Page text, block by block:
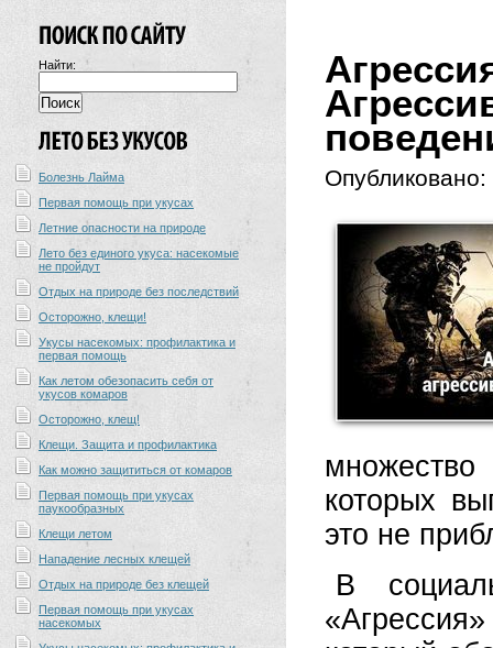
Найти:
Болезнь Лайма
Первая помощь при укусах
Летние опасности на природе
Лето без единого укуса: насекомые
не пройдут
Отдых на природе без последствий
Осторожно, клещи!
Укусы насекомых: профилактика и
первая помощь
Как летом обезопасить себя от
укусов комаров
Осторожно, клещ!
Клещи. Защита и профилактика
Как можно защититься от комаров
Первая помощь при укусах
паукообразных
Клещи летом
Нападение лесных клещей
Отдых на природе без клещей
Первая помощь при укусах
насекомых
Опубликовано:
которых
это не
В